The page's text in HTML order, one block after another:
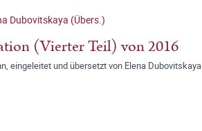
Dubovitskaya (Übers.)
(Vierter Teil) von 2016
eingeleitet und übersetzt von Elena Dubovitskaya